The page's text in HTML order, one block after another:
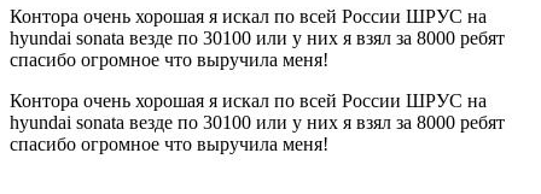
Контора очень хорошая я искал по всей России ШРУС на
hyundai sonata везде по 30100 или у них я взял за 8000 ребят
спасибо огромное что выручила меня!
Контора очень хорошая я искал по всей России ШРУС на
hyundai sonata везде по 30100 или у них я взял за 8000 ребят
спасибо огромное что выручила меня!